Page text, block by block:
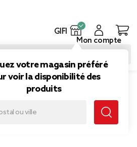
GIFI
votre magasin préféré
voir la disponibilité des
produits
Mon compte
acrylique
avec 2